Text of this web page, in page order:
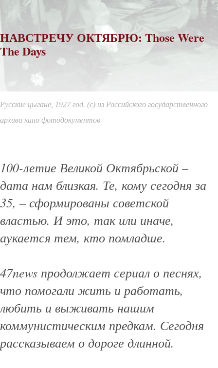
НАВСТРЕЧУ ОКТЯБРЮ: Those Were
The Days
Русские цыгане, 1927 год. (с) из Российского государственного
архива кино фотодокументов
100-летие Великой Октябрьской –
дата нам близкая. Те, кому сегодня за
35, – сформированы советской
властью. И это, так или иначе,
аукается тем, кто помладше.
47news продолжает сериал о песнях,
что помогали жить и работать,
любить и выживать нашим
коммунистическим предкам. Сегодня
рассказываем о дороге длинной.